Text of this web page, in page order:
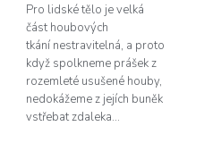
Pro lidské tělo je velká
část houbových
tkání nestravitelná, a proto
když spolkneme prášek z
rozemleté usušené houby,
nedokážeme z jejích buněk
vstřebat zdaleka...